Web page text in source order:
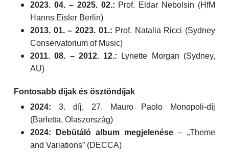
2023. 04. – 2025. 02.: Prof. Eldar Nebolsin (HfM
Hanns Eisler Berlin)
2013. 01. – 2023. 01.: Prof. Natalia Ricci (Sydney
Conservatorium of Music)
2011. 08. – 2012. 12.: Lynette Morgan (Sydney,
AU)
Fontosabb díjak és ösztöndíjak
2024: 3. díj, 27. Mauro Paolo Monopoli-díj
(Barletta, Olaszország)
2024:
Debütáló album megjelenése – „Theme
and Variations” (DECCA)